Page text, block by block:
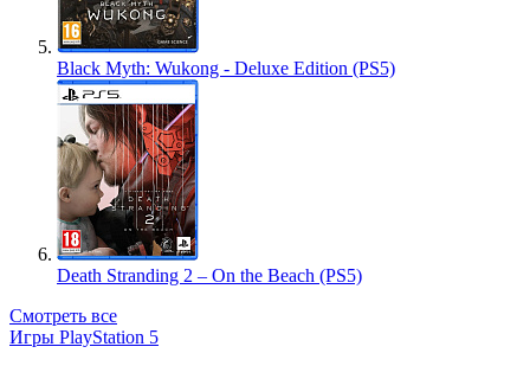
Black Myth: Wukong - Deluxe Edition (PS5)
Death Stranding 2 – On the Beach (PS5)
Смотреть все
Игры PlayStation 5